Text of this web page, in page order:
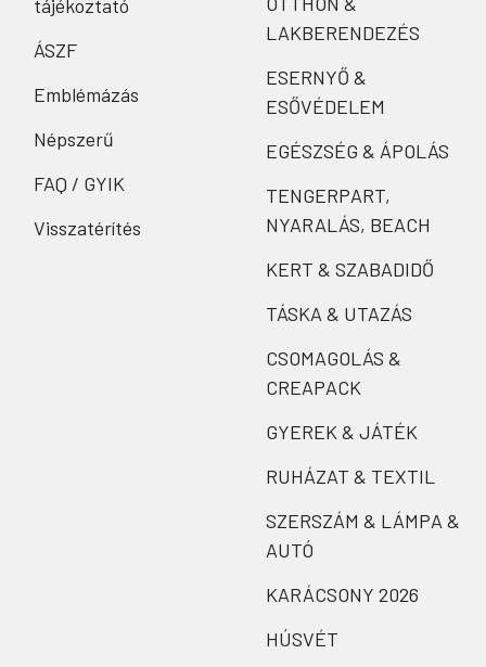
tájékoztató
ÁSZF
Emblémázás
Népszerű
FAQ / GYIK
Visszatérítés
LAKBERENDEZÉS
ESERNYŐ &
ESŐVÉDELEM
EGÉSZSÉG & ÁPOLÁS
TENGERPART,
NYARALÁS, BEACH
KERT & SZABADIDŐ
TÁSKA & UTAZÁS
CSOMAGOLÁS &
CREAPACK
GYEREK & JÁTÉK
RUHÁZAT & TEXTIL
SZERSZÁM & LÁMPA &
AUTÓ
KARÁCSONY 2026
HÚSVÉT